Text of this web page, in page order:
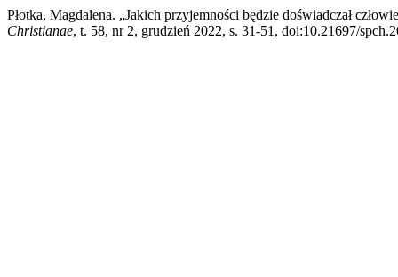
Płotka, Magdalena. „Jakich przyjemności będzie doświadczał
Christianae, t. 58, nr 2, grudzień 2022, s. 31-51, doi:10.21697/